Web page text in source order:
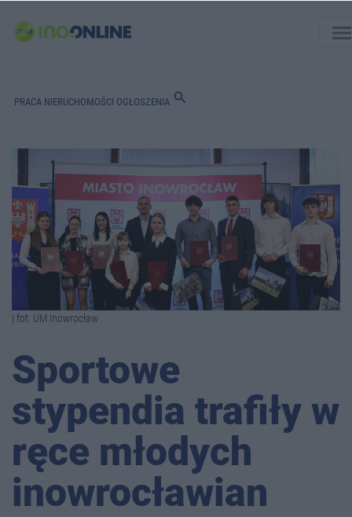
PRACA NIERUCHOMOŚCI OGŁOSZENIA search
| fot. UM Inowrocław
Sportowe
stypendia trafiły w
ręce młodych
inowrocławian